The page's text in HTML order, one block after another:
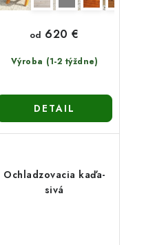
Výroba (1-2 týždne)
od 620 €
DETAIL
Ochladzovacia kaďa-
sivá